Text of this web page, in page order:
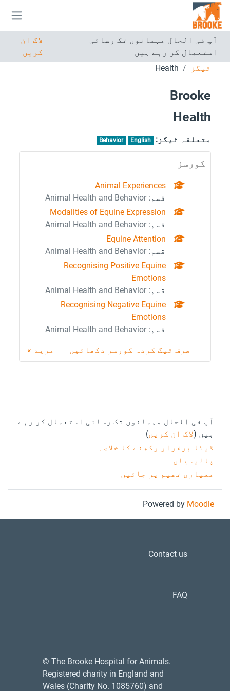
اصل مواد کی طرف جائیں
آپ فی الحال مہمانوں تک رسائی
استعمال کر رہے ہیں
لاگ ان
کریں
ٹیگز
Health
Brooke
Health
متعلقہ ٹیگز: English
Behavior
کورسز
Animal Experiences
قسم:Animal Health and Behavior
Modalities of Equine Expression
قسم:Animal Health and Behavior
Equine Attention
قسم:Animal Health and Behavior
Recognising Positive Equine
Emotions
قسم:Animal Health and Behavior
Recognising Negative Equine
Emotions
قسم:Animal Health and Behavior
مزید صرف ٹیگ کردہ کورسز دکھائیں
آپ فی الحال مہمانوں تک رسائی استعمال کر رہے
ہیں (لاگ ان کریں)
ڈیٹا برقرار رکھنے کا خلاصہ
پالیسیاں
معیاری تھیم پر جائیں
Powered by Moodle
Contact us
FAQ
© The Brooke Hospital for Animals.
Registered charity in England and
Wales (Charity No. 1085760) and